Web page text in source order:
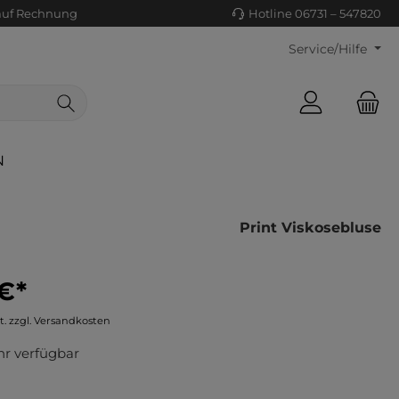
Rechnung Hotline 06731 – 547820
Service/Hilfe
Tücher
Print Viskosebluse
zzgl. Versandkosten
verfügbar